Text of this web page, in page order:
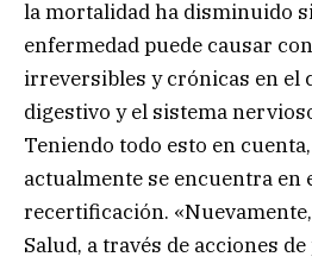
la mortalidad ha disminuido
enfermedad puede causar
irreversibles y crónicas en el
digestivo y el sistema
Teniendo todo esto en
actualmente se encuentra en
recertificación.
Salud, a través de acciones